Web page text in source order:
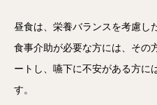
昼食は、栄養バランスを考慮し
食事介助が必要な方には、その
ートし、嚥下に不安がある方に
す。